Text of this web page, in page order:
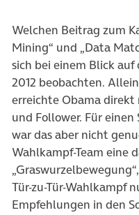
Welchen Beitrag zum
Mining“ und „Data
sich bei einem Blick auf
2012 beobachten.
erreichte Obama direkt
und Follower. Für einen
war das aber nicht
Wahlkampf-Team eine
Tür-zu-Tür-Wahlkampf
Empfehlungen in den